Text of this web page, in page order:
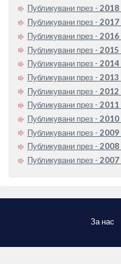
Публикувани през - 2018
Публикувани през - 2017
Публикувани през - 2016
Публикувани през - 2015
Публикувани през - 2014
Публикувани през - 2013
Публикувани през - 2012
Публикувани през - 2011
Публикувани през - 2010
Публикувани през - 2009
Публикувани през - 2008
Публикувани през - 2007
За нас